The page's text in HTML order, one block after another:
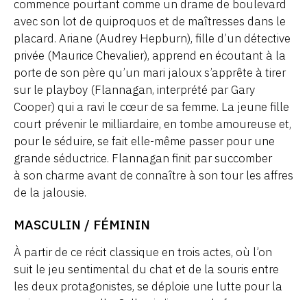
commence pourtant comme un drame de boulevard
avec son lot de quiproquos et de maîtresses dans le
placard. Ariane (Audrey Hepburn), fille d’un détective
privée (Maurice Chevalier), apprend en écoutant à la
porte de son père qu’un mari jaloux s’apprête à tirer
sur le playboy (Flannagan, interprété par Gary
Cooper) qui a ravi le cœur de sa femme. La jeune fille
court prévenir le milliardaire, en tombe amoureuse et,
pour le séduire, se fait elle-même passer pour une
grande séductrice. Flannagan finit par succomber
à son charme avant de connaître à son tour les affres
de la jalousie.
MASCULIN / FÉMININ
À partir de ce récit classique en trois actes, où l’on
suit le jeu sentimental du chat et de la souris entre
les deux protagonistes, se déploie une lutte pour la